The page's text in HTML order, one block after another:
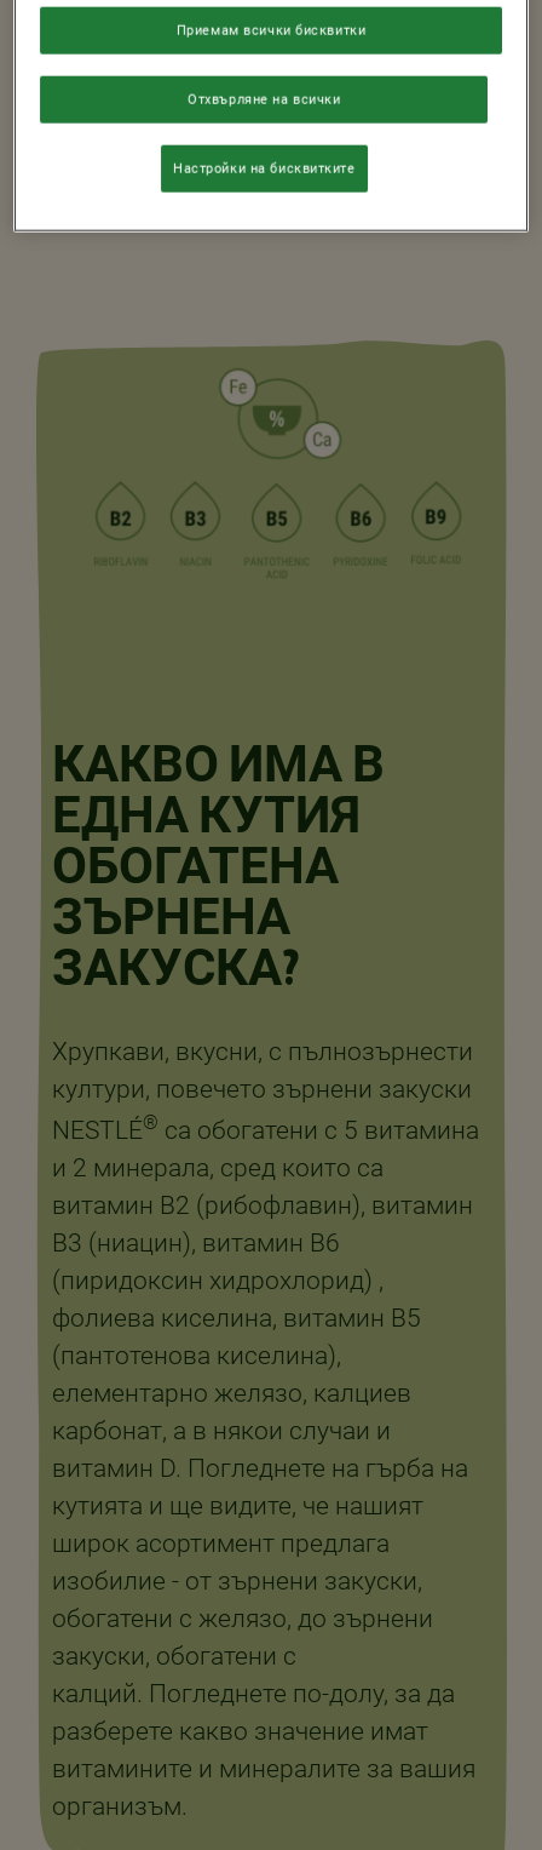
получава това, от което се нуждае.
Всъщност децата и възрастните,
които се хранят собогатени
зърнени закуски, е по-вероятно да
си набавят дневната доза витамини
КАКВО ИМА В
ЕДНА КУТИЯ
ОБОГАТЕНА
ЗЪРНЕНА
ЗАКУСКА?
Хрупкави, вкусни, с пълнозърнести
култури, повечето зърнени закуски
NESTLÉ® са обогатени с 5 витамина
и 2 минерала, сред които са
витамин В2 (рибофлавин), витамин
В3 (ниацин), витамин B6
(пиридоксин хидрохлорид) ,
фолиева киселина, витамин В5
(пантотенова киселина),
елементарно желязо, калциев
карбонат, а в някои случаи и
витамин D. Погледнете на гърба на
кутията и ще видите, че нашият
широк асортимент предлага
изобилие - от зърнени закуски,
обогатени с желязо, до зърнени
закуски, обогатени с
калций. Погледнете по-долу, за да
разберете какво значение имат
витамините и минералите за вашия
организъм.
Отхвърляне на всички
Приемам всички бисквитки
Настройки на бисквитките